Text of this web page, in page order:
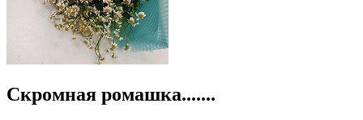
Скромная ромашка.......